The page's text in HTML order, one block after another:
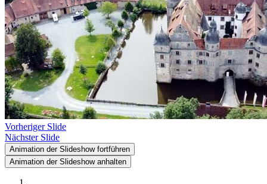
Vorheriger Slide
Nächster Slide
Animation der Slideshow fortführen
Animation der Slideshow anhalten